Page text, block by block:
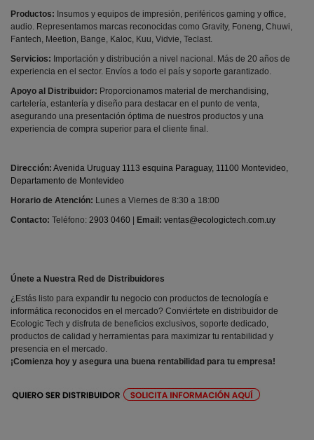
Productos: Insumos y equipos de impresión, periféricos gaming y office,
audio. Representamos marcas reconocidas como Gravity, Foneng, Chuwi,
Fantech, Meetion, Bange, Kaloc, Kuu, Vidvie, Teclast.
Servicios: Importación y distribución a nivel nacional. Más de 20 años de
experiencia en el sector. Envíos a todo el país y soporte garantizado.
Apoyo al Distribuidor: Proporcionamos material de merchandising,
cartelería, estantería y diseño para destacar en el punto de venta,
asegurando una presentación óptima de nuestros productos y una
experiencia de compra superior para el cliente final.
Dirección: Avenida Uruguay 1113 esquina Paraguay, 11100 Montevideo,
Departamento de Montevideo
Horario de Atención: Lunes a Viernes de 8:30 a 18:00
Contacto: Teléfono: 2903 0460 | Email: ventas@ecologictech.com.uy
Únete a Nuestra Red de Distribuidores
¿Estás listo para expandir tu negocio con productos de tecnología e
informática reconocidos en el mercado? Conviértete en distribuidor de
Ecologic Tech y disfruta de beneficios exclusivos, soporte dedicado,
productos de calidad y herramientas para maximizar tu rentabilidad y
presencia en el mercado.
¡Comienza hoy y asegura una buena rentabilidad para tu empresa!